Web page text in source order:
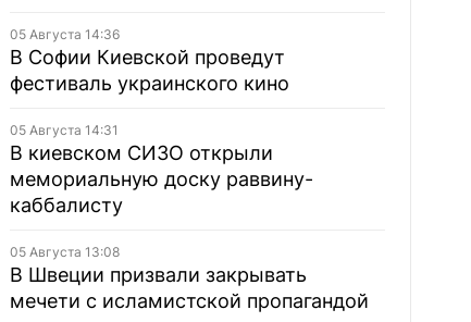
05 Августа 14:36
В Софии Киевской проведут
фестиваль украинского кино
05 Августа 14:31
В киевском СИЗО открыли
мемориальную доску раввину-
каббалисту
05 Августа 13:08
В Швеции призвали закрывать
мечети с исламистской пропагандой